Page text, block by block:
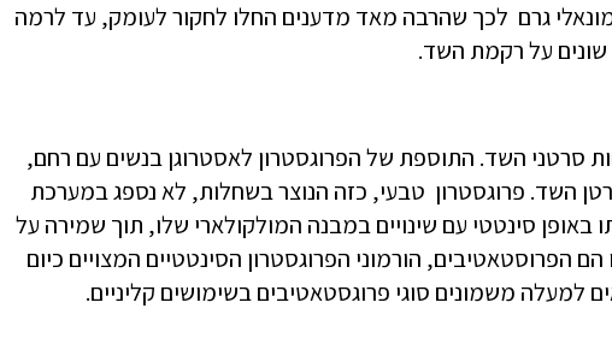
גרם לכך שהרבה מאד מדענים החלו לחקור לעומק, עד לרמה
שונים על רקמת השד.
סרטני השד. התוספת של הפרוגסטרון לאסטרוגן בנשים עם רחם,
השד. פרוגסטרון טבעי, כזה הנוצר בשחלות, לא נספג במערכת
באופן סינטטי עם שינויים במבנה המולקולארי שלו, תוך שמירה על
הפרוסטאטיבים, הורמוני הפרוגסטרון הסינטטיים המצויים כיום
למעלה משמונים סוגי פרוגסטאטיבים בשימושים קליניים.